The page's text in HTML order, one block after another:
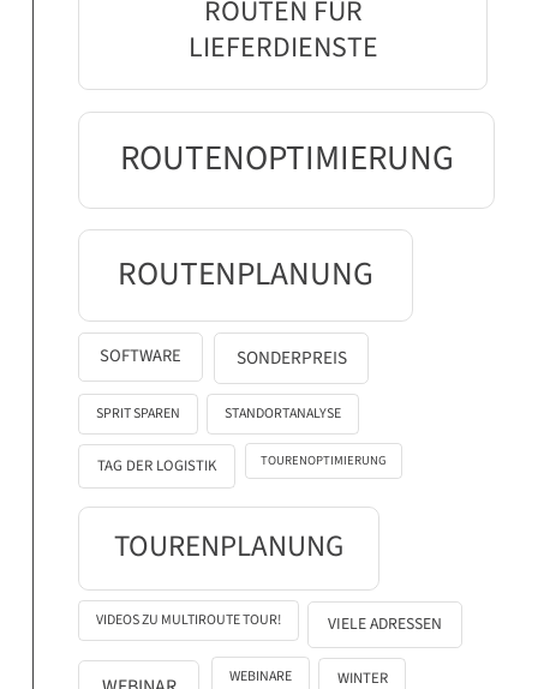
ROUTEN FÜR
LIEFERDIENSTE
ROUTENOPTIMIERUNG
ROUTENPLANUNG
SOFTWARE SONDERPREIS
SPRIT SPAREN STANDORTANALYSE
TAG DER LOGISTIK TOURENOPTIMIERUNG
TOURENPLANUNG
VIDEOS ZU MULTIROUTE TOUR! VIELE ADRESSEN
WEBINARE WINTER